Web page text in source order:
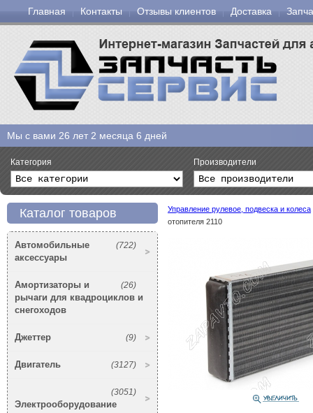
Главная Контакты Отзывы клиентов Доставка
Мы с вами 26 лет 2 месяца 6 дней
Категория Производители
Каталог товаров
(722)
Автомобильные
аксессуары
(26)
Амортизаторы и
рычаги для квадроциклов и
снегоходов
(9)
Джеттер
(3127)
Двигатель
(3051)
Электрооборудование
Управление рулевое, подвеска и колеса
отопителя 2110